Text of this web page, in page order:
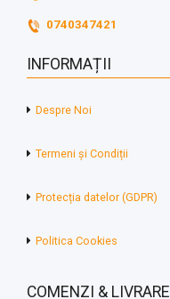
0740347421
INFORMAȚII
Despre Noi
Termeni și Condiții
Protecția datelor (GDPR)
Politica Cookies
COMENZI & LIVRARE